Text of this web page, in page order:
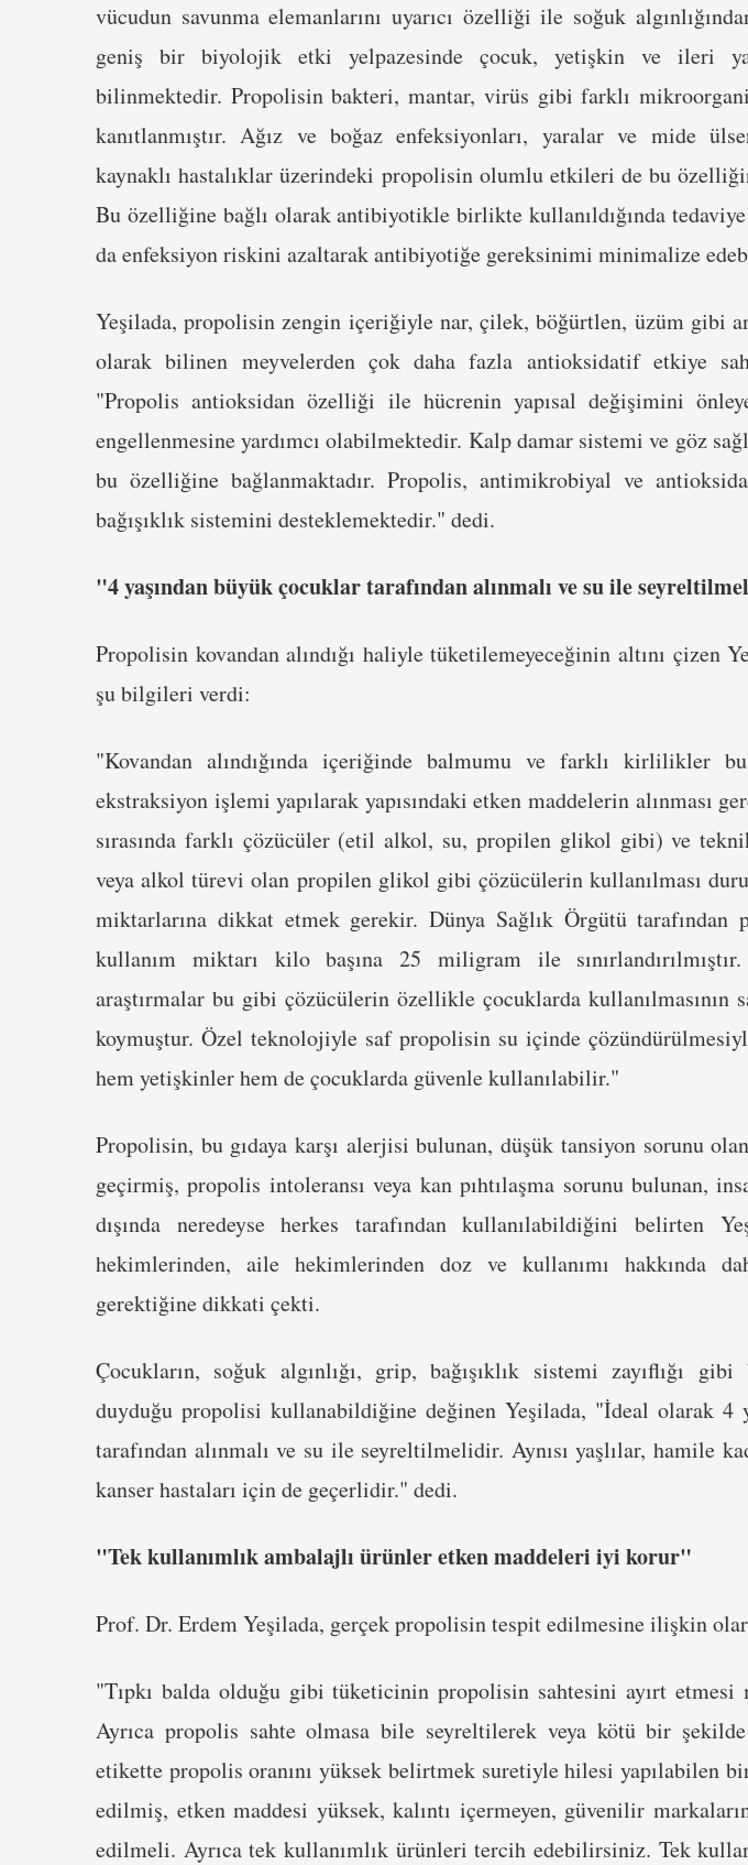
vücudun savunma elemanlarını uyarıcı özelliği ile soğuk
geniş bir biyolojik etki yelpazesinde çocuk, yetişkin ve ileri
bilinmektedir. Propolisin bakteri, mantar, virüs gibi farklı
kanıtlanmıştır. Ağız ve boğaz enfeksiyonları, yaralar ve mide
kaynaklı hastalıklar üzerindeki propolisin olumlu etkileri de bu
Bu özelliğine bağlı olarak antibiyotikle birlikte kullanıldığında
da enfeksiyon riskini azaltarak antibiyotiğe gereksinimi minimalize
Yeşilada, propolisin zengin içeriğiyle nar, çilek, böğürtlen, üzüm gibi
olarak bilinen meyvelerden çok daha fazla antioksidatif etkiye
"Propolis antioksidan özelliği ile hücrenin yapısal değişimini
engellenmesine yardımcı olabilmektedir. Kalp damar sistemi ve göz
bu özelliğine bağlanmaktadır. Propolis, antimikrobiyal ve
bağışıklık sistemini desteklemektedir." dedi.
"4 yaşından büyük çocuklar tarafından alınmalı ve su ile
Propolisin kovandan alındığı haliyle tüketilemeyeceğinin altını çizen
şu bilgileri verdi:
"Kovandan alındığında içeriğinde balmumu ve farklı kirlilikler
ekstraksiyon işlemi yapılarak yapısındaki etken maddelerin alınması
sırasında farklı çözücüler (etil alkol, su, propilen glikol gibi) ve
veya alkol türevi olan propilen glikol gibi çözücülerin kullanılması
miktarlarına dikkat etmek gerekir. Dünya Sağlık Örgütü
kullanım miktarı kilo başına 25 miligram ile
araştırmalar bu gibi çözücülerin özellikle çocuklarda kullanılmasının
koymuştur. Özel teknolojiyle saf propolisin su içinde
hem yetişkinler hem de çocuklarda güvenle kullanılabilir."
Propolisin, bu gıdaya karşı alerjisi bulunan, düşük tansiyon sorunu
geçirmiş, propolis intoleransı veya kan pıhtılaşma sorunu bulunan,
dışında neredeyse herkes tarafından kullanılabildiğini belirten
hekimlerinden, aile hekimlerinden doz ve kullanımı hakkında
gerektiğine dikkati çekti.
Çocukların, soğuk algınlığı, grip, bağışıklık sistemi zayıflığı
duyduğu propolisi kullanabildiğine değinen Yeşilada, "İdeal olarak 4
tarafından alınmalı ve su ile seyreltilmelidir. Aynısı yaşlılar, hamile
kanser hastaları için de geçerlidir." dedi.
"Tek kullanımlık ambalajlı ürünler etken maddeleri iyi korur"
Prof. Dr. Erdem Yeşilada, gerçek propolisin tespit edilmesine ilişkin
"Tıpkı balda olduğu gibi tüketicinin propolisin sahtesini ayırt etmesi
Ayrıca propolis sahte olmasa bile seyreltilerek veya kötü bir
etikette propolis oranını yüksek belirtmek suretiyle hilesi yapılabilen
edilmiş, etken maddesi yüksek, kalıntı içermeyen, güvenilir
edilmeli. Ayrıca tek kullanımlık ürünleri tercih edebilirsiniz. Tek